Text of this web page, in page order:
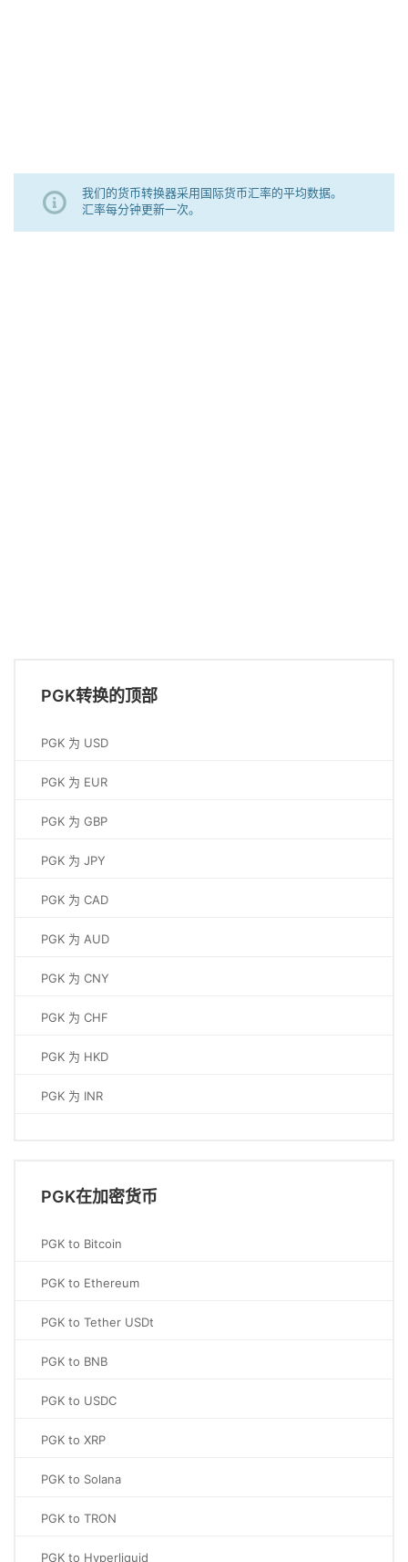
我们的货币转换器采用国际货币汇率的平均数据。
汇率每分钟更新一次。
PGK转换的顶部
PGK 为 USD
PGK 为 EUR
PGK 为 GBP
PGK 为 JPY
PGK 为 CAD
PGK 为 AUD
PGK 为 CNY
PGK 为 CHF
PGK 为 HKD
PGK 为 INR
PGK在加密货币
PGK to Bitcoin
PGK to Ethereum
PGK to Tether USDt
PGK to BNB
PGK to USDC
PGK to XRP
PGK to Solana
PGK to TRON
PGK to Hyperliquid